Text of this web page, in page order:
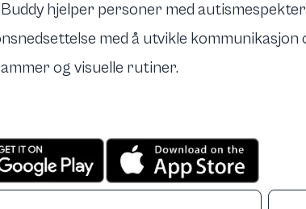
hjelper personer med
med å utvikle
og visuelle rutiner.